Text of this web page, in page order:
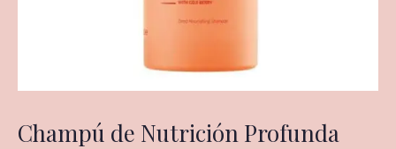
Champú de Nutrición Profunda